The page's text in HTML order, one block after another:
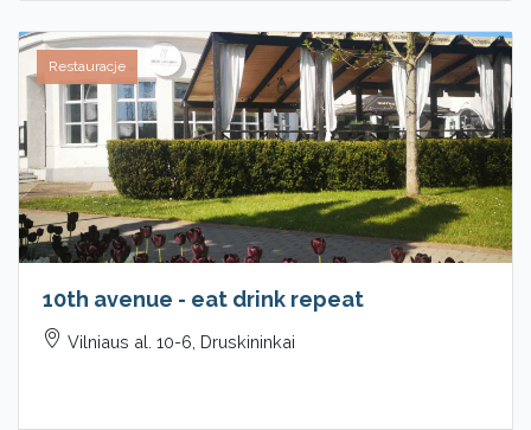
Restauracje
10th avenue - eat drink repeat
Vilniaus al. 10-6, Druskininkai